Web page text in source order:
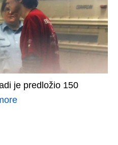
je predložio 150